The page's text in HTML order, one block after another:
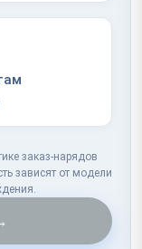
заказ-нарядов
зависят от модели